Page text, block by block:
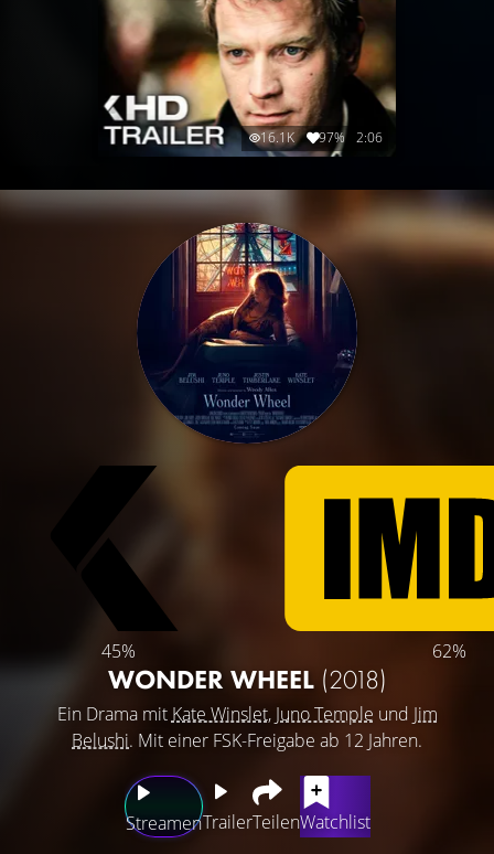
16.1K 97% 2:06
45% 62%
WONDER WHEEL (2018)
Ein Drama mit Kate Winslet, Juno Temple und Jim
Belushi. Mit einer FSK-Freigabe ab 12 Jahren.
StreamenTrailerTeilenWatchlist